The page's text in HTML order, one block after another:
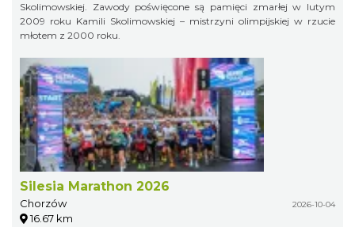
Skolimowskiej. Zawody poświęcone są pamięci zmarłej w lutym
2009 roku Kamili Skolimowskiej – mistrzyni olimpijskiej w rzucie
młotem z 2000 roku.
Silesia Marathon 2026
Chorzów 2026-10-04
16.67 km